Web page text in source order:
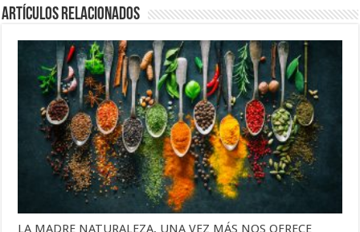
Artículos Relacionados
LA MADRE NATURALEZA, UNA VEZ MÁS NOS OFRECE